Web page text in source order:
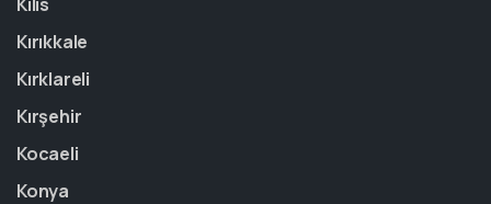
Kırıkkale
Kırklareli
Kırşehir
Kocaeli
Konya